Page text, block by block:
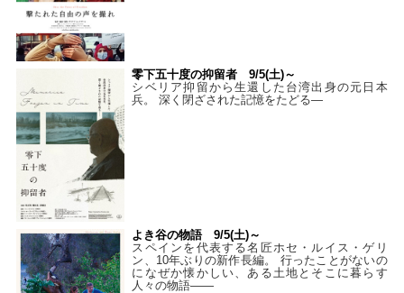
零下五十度の抑留者 9/5(土)～
シベリア抑留から生還した台湾出身の元日本
兵。 深く閉ざされた記憶をたどる—
よき谷の物語 9/5(土)～
スペインを代表する名匠ホセ・ルイス・ゲリ
ン、10年ぶりの新作長編。 行ったことがないの
になぜか懐かしい、ある土地とそこに暮らす
人々の物語――